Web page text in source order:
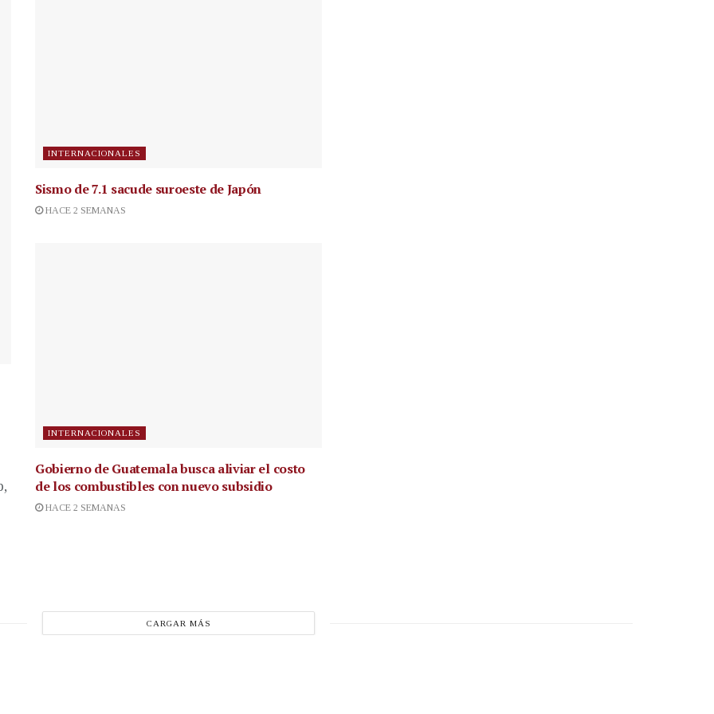
INTERNACIONALES
Sismo de 7.1 sacude suroeste de Japón
HACE 2 SEMANAS
INTERNACIONALES
Gobierno de Guatemala busca aliviar el costo
de los combustibles con nuevo subsidio
HACE 2 SEMANAS
CARGAR MÁS